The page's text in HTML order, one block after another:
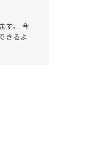
す。 今
きるよ